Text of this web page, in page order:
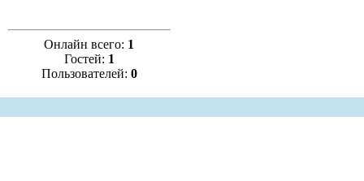
Онлайн всего: 1
Гостей: 1
Пользователей: 0